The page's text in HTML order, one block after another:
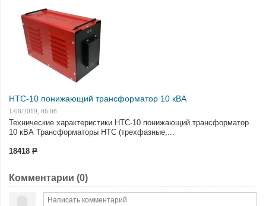
НТС-10 понижающий трансформатор 10 кВА
1/08/2019, 06:08
Технические характеристики НТС-10 понижающий трансформатор
10 кВА Трансформаторы НТС (трехфазные,...
18418 Р
Комментарии (0)